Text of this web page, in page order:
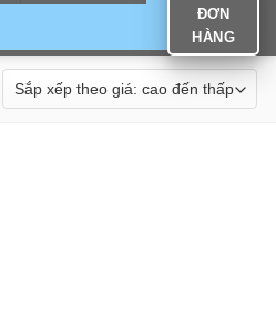
ĐƠN
HÀNG